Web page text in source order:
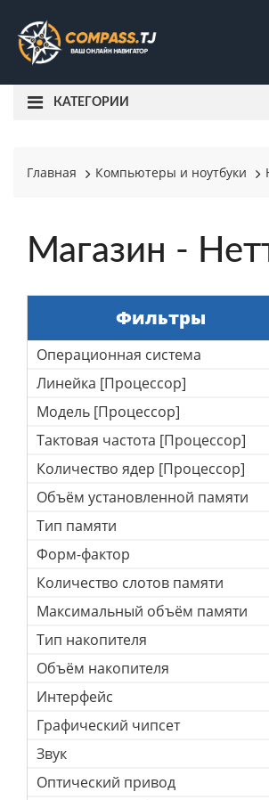
КАТЕГОРИИ
Главная Компьютеры и ноутбуки
Магазин -
Фильтры
Операционная система
Линейка [Процессор]
Модель [Процессор]
Тактовая частота [Процессор]
Количество ядер [Процессор]
Объём установленной памяти
Тип памяти
Форм-фактор
Количество слотов памяти
Максимальный объём памяти
Тип накопителя
Объём накопителя
Интерфейс
Графический чипсет
Звук
Оптический привод